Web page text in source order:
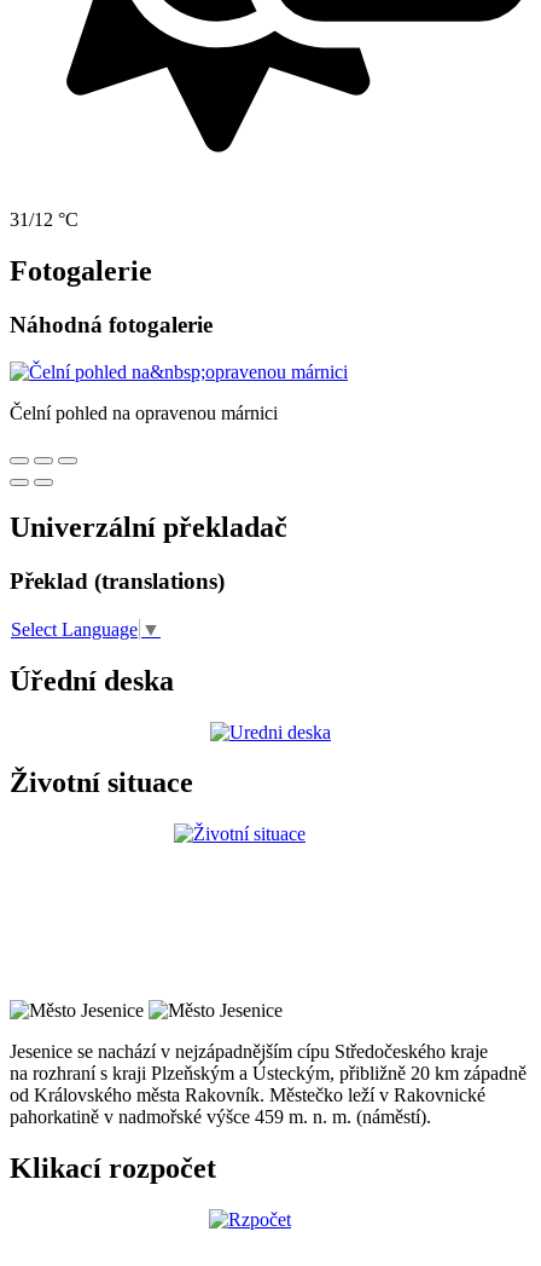
31/12 °C
Fotogalerie
Náhodná fotogalerie
Čelní pohled na opravenou márnici
Univerzální překladač
Překlad (translations)
Select Language ▼
Úřední deska
Životní situace
Jesenice se nachází v nejzápadnějším cípu Středočeského kraje
na rozhraní s kraji Plzeňským a Ústeckým, přibližně 20 km západně
od Královského města Rakovník. Městečko leží v Rakovnické
pahorkatině v nadmořské výšce 459 m. n. m. (náměstí).
Klikací rozpočet